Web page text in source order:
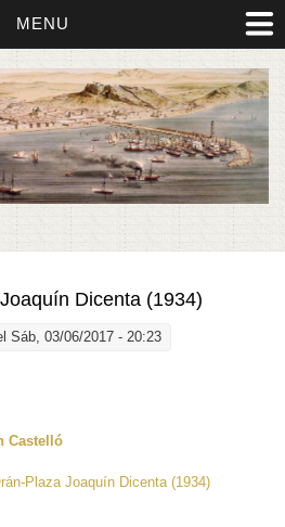
MENU
Dicenta (1934)
Sáb, 03/06/2017 - 20:23
Castelló
Plaza Joaquín Dicenta (1934)